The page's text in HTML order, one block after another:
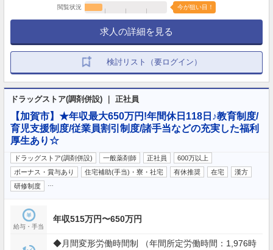
閲覧状況 今が狙い目！
求人の詳細を見る
検討リスト（要ログイン）
ドラッグストア(調剤併設) ｜ 正社員
【加賀市】★年収最大650万円!年間休日118日♪教育制度/
育児支援制度/従業員割引制度/諸手当などの充実した福利
厚生あり☆
ドラッグストア(調剤併設) 一般薬剤師 正社員
600万以上
ボーナス・賞与あり
住宅補助(手当)・寮・社宅 有休推奨 在宅
漢方
研修制度
給与・手当
年収515万円〜650万円
◆月間変形労働時間制 （年間所定労働時間：1,976時